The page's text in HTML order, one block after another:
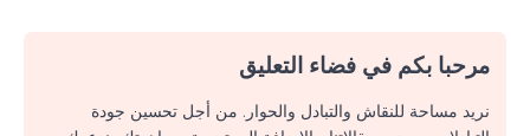
مرحبا بكم في فضاء التعليق
نريد مساحة للنقاش والتبادل والحوار. من أجل تحسين جودة